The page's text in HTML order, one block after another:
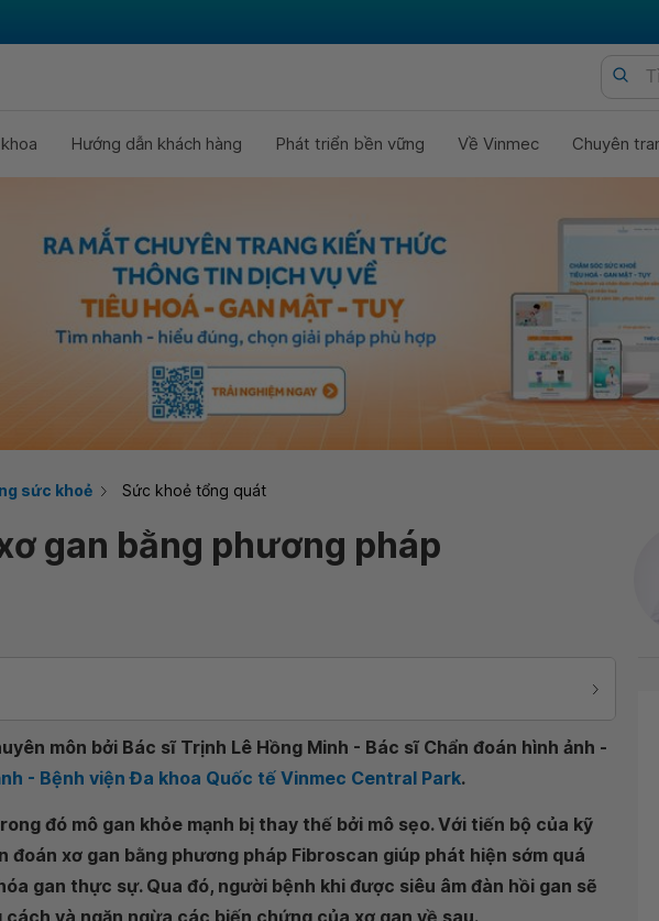
Hướng dẫn khách hàng Phát triển bền vững Về Vinmec Chuyên
sức khoẻ Sức khoẻ tổng quát
gan bằng phương pháp
môn bởi Bác sĩ Trịnh Lê Hồng Minh - Bác sĩ Chẩn đoán hình ảnh -
- Bệnh viện Đa khoa Quốc tế Vinmec Central Park.
đó mô gan khỏe mạnh bị thay thế bởi mô sẹo. Với tiến bộ của kỹ
đoán xơ gan bằng phương pháp Fibroscan giúp phát hiện sớm quá
gan thực sự. Qua đó, người bệnh khi được siêu âm đàn hồi gan sẽ
và ngăn ngừa các biến chứng của xơ gan về sau.